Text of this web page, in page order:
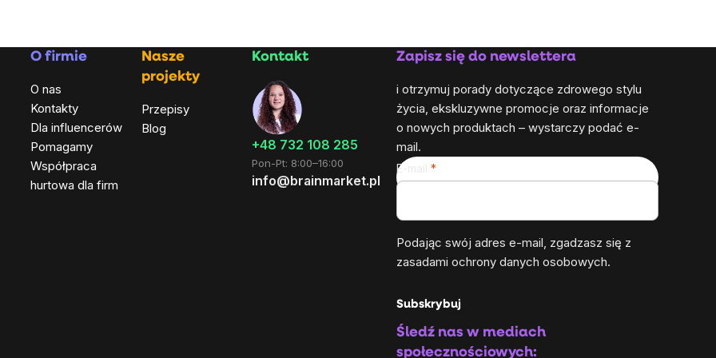
O firmie
O nas
Kontakty
Dla influencerów
Pomagamy
Współpraca
hurtowa dla firm
Nasze
projekty
Przepisy
Blog
Kontakt
+48 732 108 285
Pon-Pt: 8:00–16:00
info@brainmarket.pl
Zapisz się do newslettera
i otrzymuj porady dotyczące zdrowego stylu
życia, ekskluzywne promocje oraz informacje
o nowych produktach – wystarczy podać e-
mail.
E-mail
Podając swój adres e-mail, zgadzasz się z
zasadami ochrony danych osobowych.
Subskrybuj
Śledź nas w mediach
społecznościowych: